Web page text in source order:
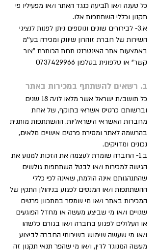
כל טענה ו/או תביעה כנגד האתר ו/או מפעיליו פי
תקנון וכללי השתתפות אלו.
א.3- לבירורים שונים ונוספים ניתן לפנות לנציגי
השירות של חברת זוהרון שיווק ומכירה בע''מ
באמצעות אתר האינטרנט תחת הכותרת "צור
קשר" או טלפונית בטלפון 0737429966
ב. רשאים להשתתף במכירות באתר
כל תושב/ת ישראל אשר מלאו לו/ה 18 שנים
וברשותם כרטיס אשראי בתוקף, של אחת
מחברות האשראי הישראליות. ההשתתפות מותנית
בהרשמה לאתר ומסירת פרטים אישיים מלאים,
נכונים ומדויקים.
ב.1- החברה שומרת לעצמה את הזכות למנוע את
הגישה למכירות ו/או לבטל השתתפות גולשים
שהתנהגותם אינה הולמת, שאינה לפי כללי
ההשתתפות ו/או המנסים לפגוע בניהולן התקין של
המכירות באתר ו/או מי שמסר במתכוון פרטים
שגויים ו/או מי שביצע מעשה או מחדל הפוגעים
או העלולים לפגוע בחברה ו/או בגורם כלשהו
ו/או מי שעשה שימוש בשירותי החברה לביצוע
מעשה המנוגד לדין, ו/או מי שהפר תנאי תקנון זה